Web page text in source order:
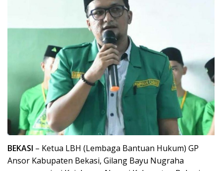
BEKASI – Ketua LBH (Lembaga Bantuan Hukum) GP
Ansor Kabupaten Bekasi, Gilang Bayu Nugraha